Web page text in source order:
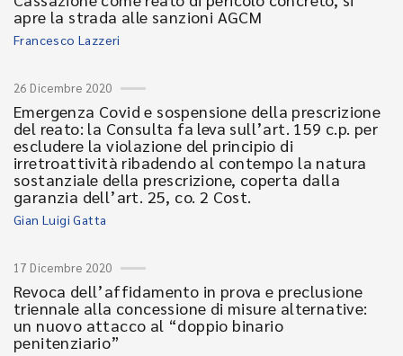
apre la strada alle sanzioni AGCM
Francesco Lazzeri
26 Dicembre 2020
Emergenza Covid e sospensione della prescrizione
del reato: la Consulta fa leva sull’art. 159 c.p. per
escludere la violazione del principio di
irretroattività ribadendo al contempo la natura
sostanziale della prescrizione, coperta dalla
garanzia dell’art. 25, co. 2 Cost.
Gian Luigi Gatta
17 Dicembre 2020
Revoca dell’affidamento in prova e preclusione
triennale alla concessione di misure alternative:
un nuovo attacco al “doppio binario
penitenziario”